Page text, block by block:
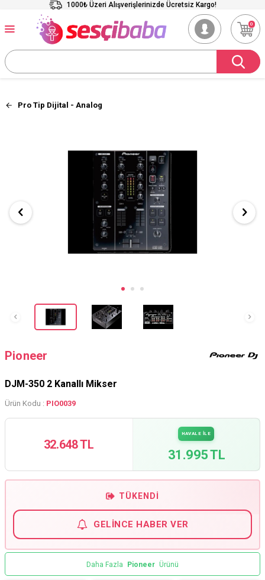
1000₺ Üzeri Alışverişlerinizde Ücretsiz Kargo!
0
Pro Tip Dijital - Analog
Pioneer
DJM-350 2 Kanallı Mikser
Ürün Kodu : PIO0039
32.648 TL
HAVALE İLE
31.995 TL
TÜKENDI
GELINCE HABER VER
Daha Fazla Pioneer Ürünü